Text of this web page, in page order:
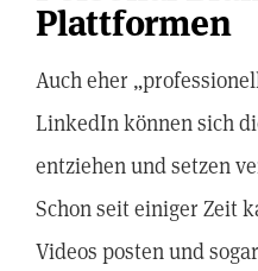
Plattformen
Auch eher
LinkedIn können sich
entziehen und setzen
Schon seit einiger Zeit
Videos posten und sogar